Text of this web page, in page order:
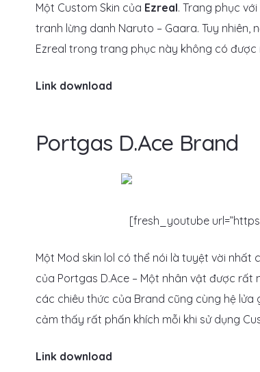
Một Custom Skin của Ezreal. Trang phục
tranh lừng danh Naruto – Gaara. Tuy
Ezreal trong trang phục này không có
Link download
Portgas D.Ace Brand
[fresh_youtube
Một Mod skin lol có thể nói là tuyệt vời nhất
của Portgas D.Ace – Một nhân vật được rất
các chiêu thức của Brand cũng cùng hệ lửa
cảm thấy rất phấn khích mỗi khi sử dụng
Link download